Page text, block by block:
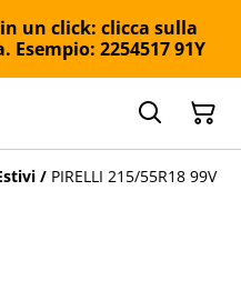
un click: clicca sulla
2254517 91Y
/ PIRELLI 215/55R18 99V